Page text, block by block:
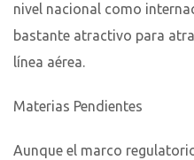
nivel nacional como
bastante atractivo para
línea aérea.
Materias Pendientes
Aunque el marco